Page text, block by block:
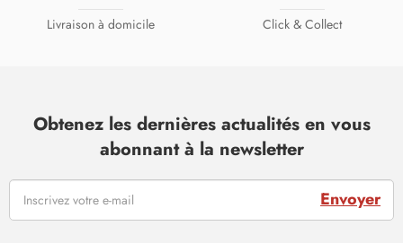
Livraison à domicile Click & Collect
Obtenez les dernières actualités en vous
abonnant à la newsletter
Envoyer